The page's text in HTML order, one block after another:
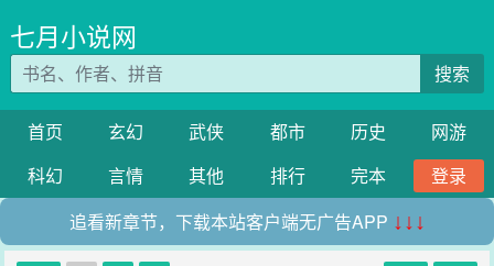
七月小说网
搜索
首页 玄幻 武侠 都市 历史
网游
科幻
言情 其他 排行 完本
登录
追看新章节，下载本站客户端无广告APP ↓↓↓